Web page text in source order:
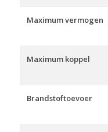
Maximum vermogen
Maximum koppel
Brandstoftoevoer